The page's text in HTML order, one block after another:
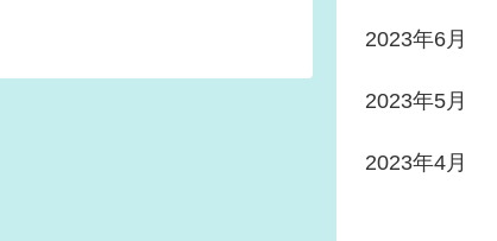
2023年6月
2023年5月
2023年4月